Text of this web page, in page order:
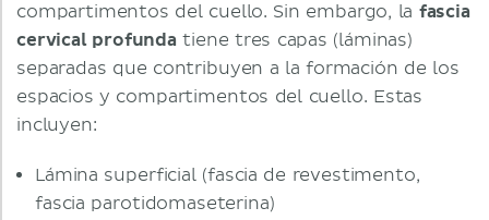
compartimentos del cuello. Sin embargo, la fascia
cervical profunda tiene tres capas (láminas)
separadas que contribuyen a la formación de los
espacios y compartimentos del cuello. Estas
incluyen:
Lámina superficial (fascia de revestimento,
fascia parotidomaseterina)